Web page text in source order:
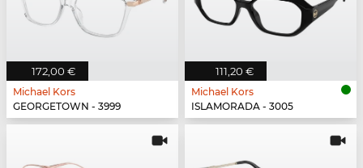
172,00 €
Michael Kors
GEORGETOWN - 3999
111,20 €
Michael Kors
ISLAMORADA - 3005